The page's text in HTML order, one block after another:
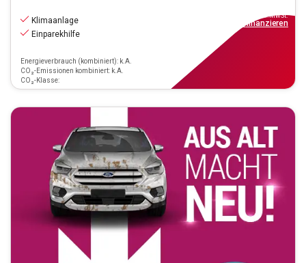
Klimaanlage
Einparekhilfe
Energieverbrauch (kombiniert): k.A.
CO₂-Emissionen kombiniert: k.A.
CO₂-Klasse:
inkl.MwSt.
finanzieren